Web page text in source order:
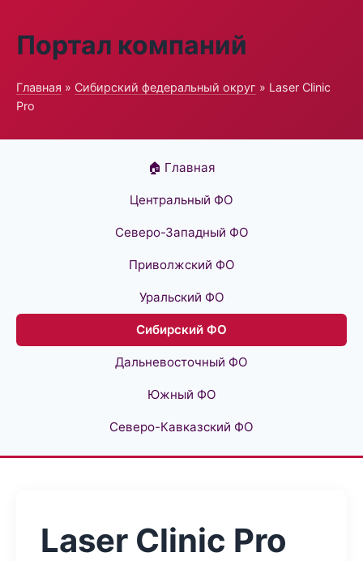
Портал компаний
Главная » Сибирский федеральный округ » Laser Clinic
Pro
🏠 Главная
Центральный ФО
Северо-Западный ФО
Приволжский ФО
Уральский ФО
Сибирский ФО
Дальневосточный ФО
Южный ФО
Северо-Кавказский ФО
Laser Clinic Pro